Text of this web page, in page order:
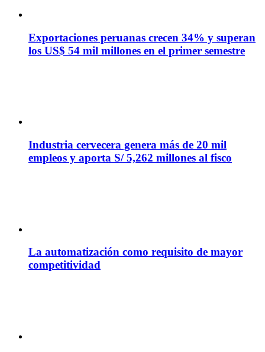
Exportaciones peruanas crecen 34% y superan
los US$ 54 mil millones en el primer semestre
Industria cervecera genera más de 20 mil
empleos y aporta S/ 5,262 millones al fisco
La automatización como requisito de mayor
competitividad